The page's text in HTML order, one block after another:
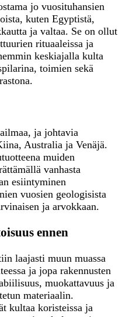
jo vuosituhansien
kuten Egyptistä,
ja valtaa. Se on ollut
rituaaleissa ja
keskiajalla kulta
toimien sekä
ja johtavia
Australia ja Venäjä.
muiden
vanhasta
esiintyminen
vuosien geologisista
ja arvokkaan.
ennen
laajasti muun muassa
ja jopa rakennusten
muokattavuus ja
materiaalin.
kultaa koristeissa ja